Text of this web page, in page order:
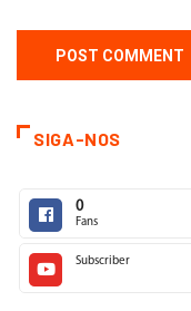
SIGA-NOS
0
Fans
Subscriber